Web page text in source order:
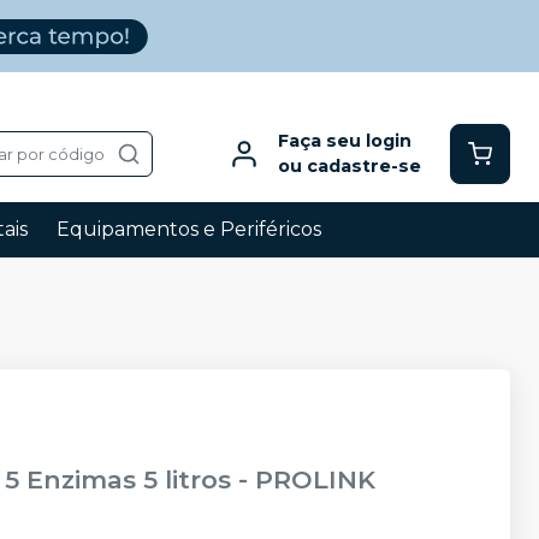
por código
Faça seu login
ou cadastre-se
Equipamentos e Periféricos
Enzimas 5 litros - PROLINK